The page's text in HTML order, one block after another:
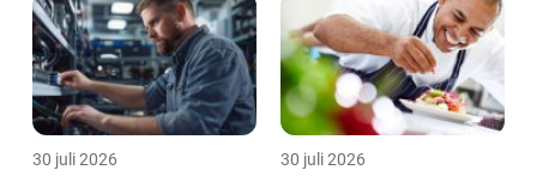
30 juli 2026 30 juli 2026